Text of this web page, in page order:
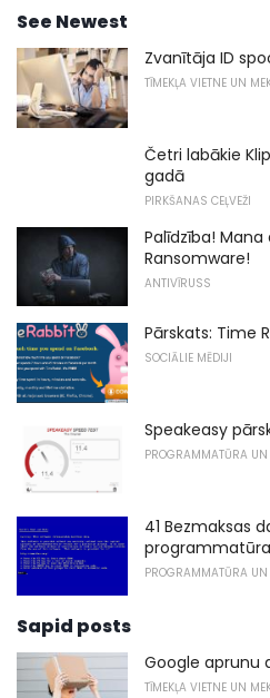
See Newest
Zvanītāja ID
TĪMEKĻA VIETNE UN
Četri labākie
gadā
PIRKŠANAS CEĻVEŽI
Palīdzība!
Ransomware!
ANTIVĪRUSS
Pārskats: Time
SOCIĀLIE MĒDIJI
Speakeasy
PROGRAMMATŪRA
41 Bezmaksas
PROGRAMMATŪRA
Sapid posts
Google aprunu
TĪMEKĻA VIETNE UN